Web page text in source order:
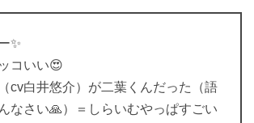
✨
コいい😍
cv白井悠介）が二葉くんだった（語
なさい🙏）＝しらいむやっぱすごい